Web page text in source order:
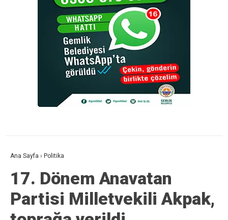
Ana Sayfa › Politika
17. Dönem Anavatan
Partisi Milletvekili Akpak,